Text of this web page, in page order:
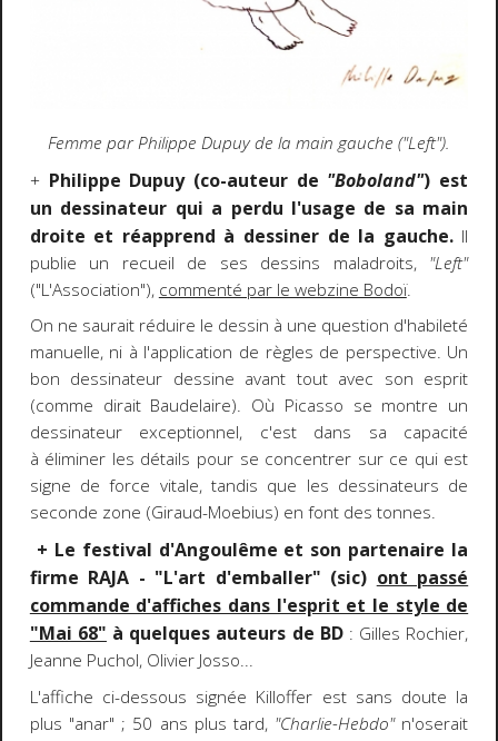
Femme par Philippe Dupuy de la main gauche ("Left").
+ Philippe Dupuy (co-auteur de "Boboland") est
un dessinateur qui a perdu l'usage de sa main
droite et réapprend à dessiner de la gauche. Il
publie un recueil de ses dessins maladroits, "Left"
("L'Association"), commenté par le webzine Bodoï.
On ne saurait réduire le dessin à une question d'habileté
manuelle, ni à l'application de règles de perspective. Un
bon dessinateur dessine avant tout avec son esprit
(comme dirait Baudelaire). Où Picasso se montre un
dessinateur exceptionnel, c'est dans sa capacité
à éliminer les détails pour se concentrer sur ce qui est
signe de force vitale, tandis que les dessinateurs de
seconde zone (Giraud-Moebius) en font des tonnes.
+ Le festival d'Angoulême et son partenaire la
firme RAJA - "L'art d'emballer" (sic) ont passé
commande d'affiches dans l'esprit et le style de
"Mai 68" à quelques auteurs de BD: Gilles Rochier,
Jeanne Puchol, Olivier Josso...
L'affiche ci-dessous signée Killoffer est sans doute la
plus "anar" ; 50 ans plus tard, "Charlie-Hebdo"n'oserait